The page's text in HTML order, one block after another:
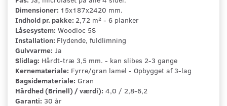
Dimensioner: 15x187x2420 mm.
Indhold pr. pakke: 2,72 m² - 6 planker
Låsesystem: Woodloc 5S
Installation: Flydende, fuldlimning
Gulvvarme: Ja
Slidlag: Hårdt-træ 3,5 mm. - kan slibes 2-3 gange
Kernemateriale: Fyrre/gran lamel - Opbygget af 3-lag
Bagsidemateriale: Gran
Hårdhed (Brinell) / værdi): 4,0 / 2,8-6,2
Garanti: 30 år